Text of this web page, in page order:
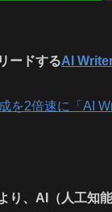
ードするAI
を2倍速に「AI
り、AI（人工知